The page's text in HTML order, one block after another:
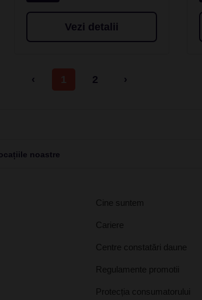
Vezi detalii
‹ 1 2 ›
noastre
Cine suntem
Cariere
Centre constatări daune
Regulamente promotii
Protecția consumatorului